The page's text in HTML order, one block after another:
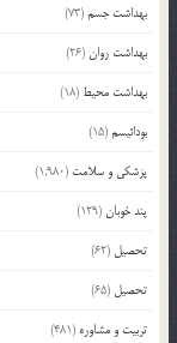
بهداشت جسم(73)
بهداشت روان(26)
بهداشت محیط (18)
بودائیسم(15)
پزشکی و سلامت (1,980)
پند خوبان(129)
تحصیل (62)
تحصیل (65)
تربیت و مشاوره (481)